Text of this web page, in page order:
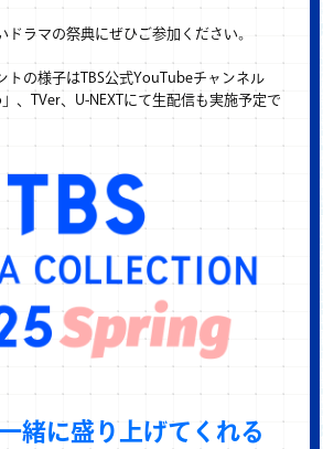
ドラマの祭典にぜひご参加ください。
トの様子はTBS公式YouTubeチャンネル
」、TVer、U-NEXTにて生配信も実施予定で
緒に盛り上げてくれる